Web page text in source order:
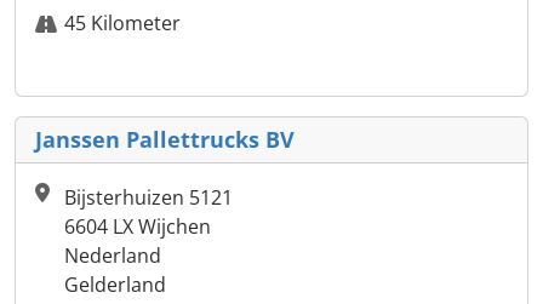
45 Kilometer
Janssen Pallettrucks BV
Bijsterhuizen 5121
6604 LX Wijchen
Nederland
Gelderland